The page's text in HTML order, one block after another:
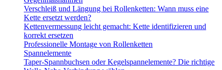
Verschleiß und Längung bei Rollenketten: Wann muss eine
Kette ersetzt werden?
Kettenvermessung leicht gemacht: Kette identifizieren und
korrekt ersetzen
Professionelle Montage von Rollenketten
Spannelemente
Taper-Spannbuchsen oder Kegelspannelemente? Die richtige